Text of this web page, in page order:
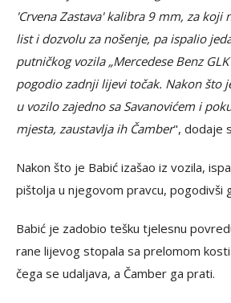
'Crvena Zastava' kalibra 9 mm, za koji
list i dozvolu za nošenje, pa ispalio
putničkog vozila „Mercedese Benz
pogodio zadnji lijevi točak. Nakon što
u vozilo zajedno sa Savanovićem i
mjesta, zaustavlja ih Čamber", dodaje
Nakon što je Babić izašao iz vozila,
pištolja u njegovom pravcu, pogodivši
Babić je zadobio tešku tjelesnu
rane lijevog stopala sa prelomom
čega se udaljava, a Čamber ga prati.